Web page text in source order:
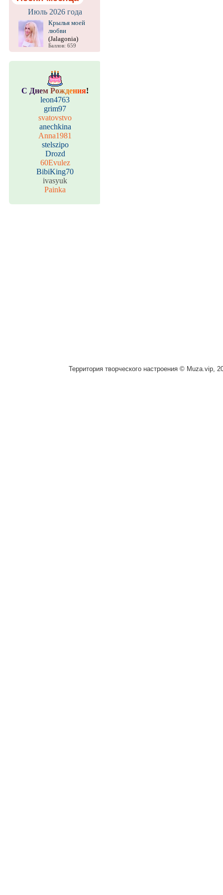
Июль 2026 года
Крылья моей
любви
(Jalagonia)
Баллов: 659
С Днем Рождения!
leon4763
grim97
svatovstvo
anechkina
Anna1981
stelszipo
Drozd
60Evulez
BibiKing70
ivasyuk
Painka
Территория творческого настроения © Muza.vip,